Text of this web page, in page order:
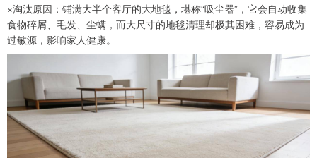
×淘汰原因：铺满大半个客厅的大地毯，堪称“吸尘器”，它会自动收集
食物碎屑、毛发、尘螨，而大尺寸的地毯清理却极其困难，容易成为
过敏源，影响家人健康。